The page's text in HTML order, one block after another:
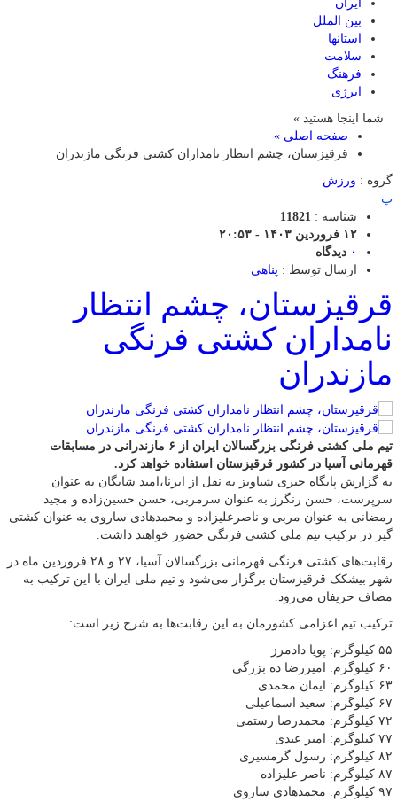
ایران
بین الملل
استانها
سلامت
فرهنگ
انرژی
شما اینجا هستید »
صفحه اصلی »
قرقیزستان، چشم انتظار نامداران کشتی فرنگی مازندران
گروه : ورزش
پ
شناسه : 11821
۱۲ فروردین ۱۴۰۳ - ۲۰:۵۳
۰ دیدگاه
ارسال توسط : پناهی
قرقیزستان، چشم انتظار
نامداران کشتی فرنگی
مازندران
تیم ملی کشتی فرنگی بزرگسالان ایران از ۶ مازندرانی در مسابقات
قهرمانی آسیا در کشور قرقیزستان استفاده خواهد کرد.
به گزارش پایگاه خبری شباویز به نقل از ایرنا،امید شایگان به عنوان
سرپرست، حسن رنگرز به عنوان سرمربی، حسن حسین‌زاده و مجید
رمضانی به عنوان مربی و ناصرعلیزاده و محمدهادی ساروی به عنوان کشتی
گیر در ترکیب تیم ملی کشتی فرنگی حضور خواهند داشت.
رقابت‌های کشتی فرنگی قهرمانی بزرگسالان آسیا، ۲۷ و ۲۸ فروردین ماه در
شهر بیشکک قرقیزستان برگزار می‌شود و تیم ملی ایران با این ترکیب به
مصاف حریفان می‌رود.
ترکیب تیم اعزامی کشورمان به این رقابت‌ها به شرح زیر است:
۵۵ کیلوگرم: پویا دادمرز
۶۰ کیلوگرم: امیررضا ده بزرگی
۶۳ کیلوگرم: ایمان محمدی
۶۷ کیلوگرم: سعید اسماعیلی
۷۲ کیلوگرم: محمدرضا رستمی
۷۷ کیلوگرم: امیر عبدی
۸۲ کیلوگرم: رسول گرمسیری
۸۷ کیلوگرم: ناصر علیزاده
۹۷ کیلوگرم: محمدهادی ساروی